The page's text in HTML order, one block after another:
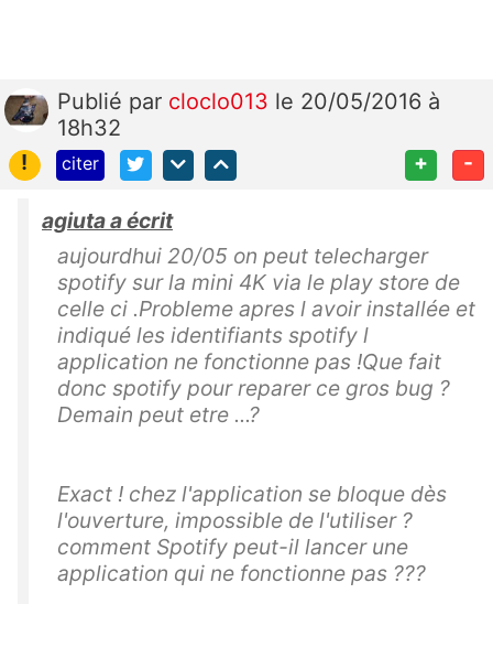
Publié par cloclo013 le 20/05/2016 à
18h32
!
citer + -
agiuta a écrit
aujourdhui 20/05 on peut telecharger
spotify sur la mini 4K via le play store de
celle ci .Probleme apres l avoir installée et
indiqué les identifiants spotify l
application ne fonctionne pas !Que fait
donc spotify pour reparer ce gros bug ?
Demain peut etre ...?
Exact ! chez l'application se bloque dès
l'ouverture, impossible de l'utiliser ?
comment Spotify peut-il lancer une
application qui ne fonctionne pas ???